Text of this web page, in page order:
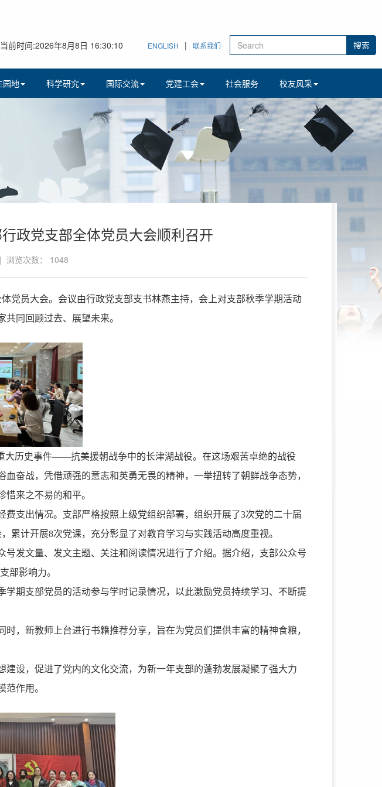
当前时间:2026年8月8日 16:30:10 ENGLISH | 联系我们
园地 科学研究 国际交流 党建工会 社会服务 校友风采
政党支部全体党员大会顺利召开
览次数： 1048
党员大会。会议由行政党支部支书林燕主持， 会上对支部秋季学期活动
共同回顾过去、展望未来。
大历史事件——抗美援朝战争中的长津湖战役。在这场艰苦卓绝的战役
奋战，凭借顽强的意志和英勇无畏的精神，一举扭转了朝鲜战争态势，
来之不易的和平。
支出情况。支部严格按照上级党组织部署，组织开展了3次党的二十届
累计开展8次党课，充分彰显了对教育学习与实践活动高度重视。
发文量、发文主题、关注和阅读情况进行了介绍。据介绍，支部公众号
部影响力。
期支部党员的活动参与学时记录情况，以此激励党员持续学习、不断提
，新教师上台进行书籍推荐分享，旨在为党员们提供丰富的精神食粮，
设，促进了党内的文化交流，为新一年支部的蓬勃发展凝聚了强大力
作用。